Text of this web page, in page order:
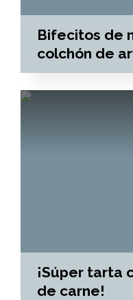
Bifecitos de
colchón de
¡Súper tarta
de carne!